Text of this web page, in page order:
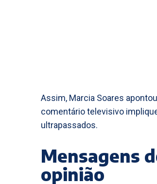
Assim, Marcia Soares
comentário televisivo
ultrapassados.
Mensagens
opinião